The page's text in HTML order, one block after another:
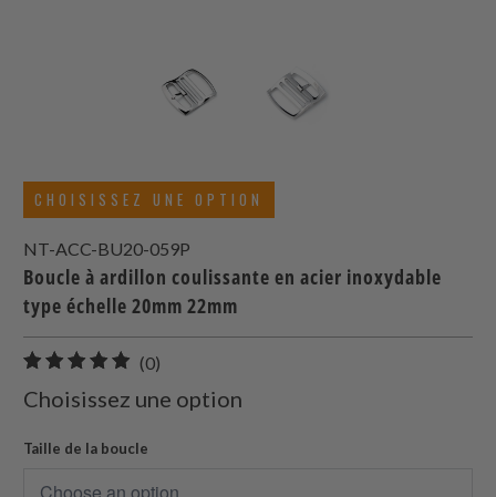
CHOISISSEZ UNE OPTION
NT-ACC-BU20-059P
Boucle à ardillon coulissante en acier inoxydable
type échelle 20mm 22mm
(0)
Choisissez une option
Taille de la boucle